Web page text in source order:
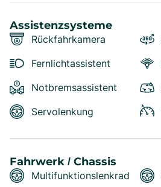
Assistenzsysteme
Rückfahrkamera
Fernlichtassistent
Notbremsassistent
Servolenkung
Fahrwerk / Chassis
Multifunktionslenkrad